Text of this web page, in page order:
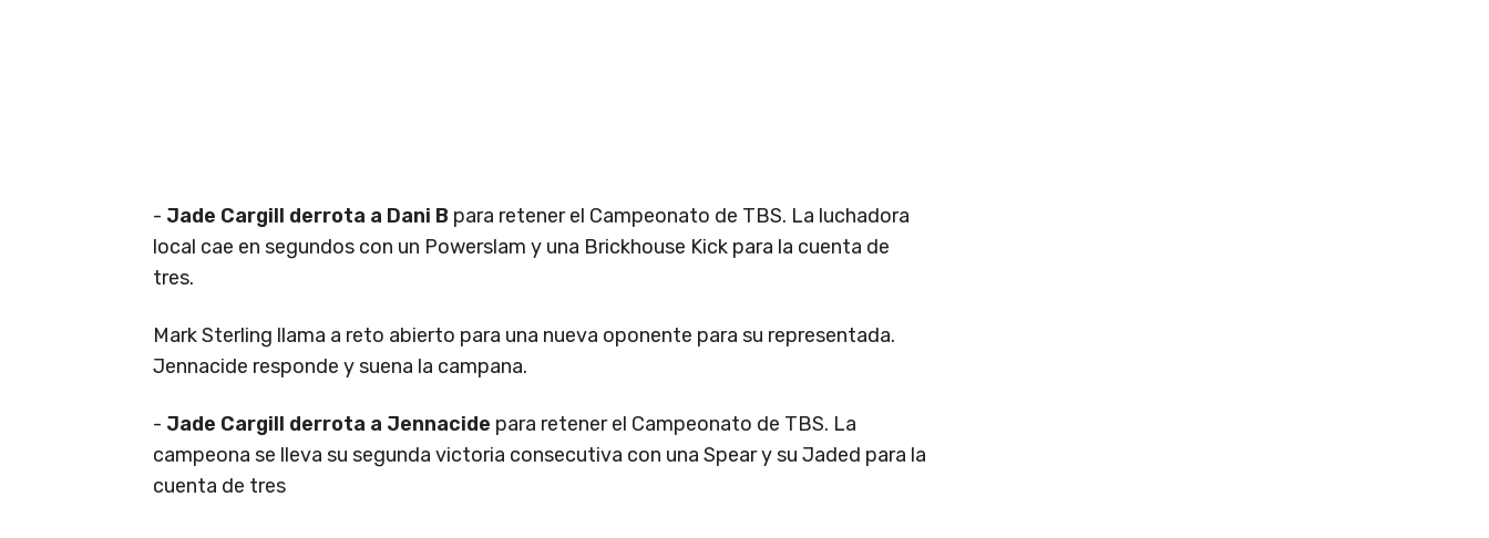
- Jade Cargill derrota a Dani B para retener el Campeonato de TBS. La luchadora
local cae en segundos con un Powerslam y una Brickhouse Kick para la cuenta de
tres.
Mark Sterling llama a reto abierto para una nueva oponente para su representada.
Jennacide responde y suena la campana.
- Jade Cargill derrota a Jennacide para retener el Campeonato de TBS. La
campeona se lleva su segunda victoria consecutiva con una Spear y su Jaded para la
cuenta de tres